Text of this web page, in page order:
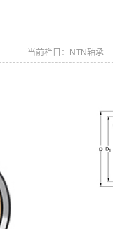
当前栏目：NTN轴承